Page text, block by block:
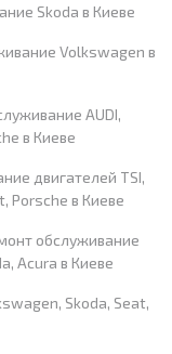
Skoda в Киеве
Volkswagen в
AUDI,
в Киеве
двигателей TSI,
Porsche в Киеве
обслуживание
Acura в Киеве
Skoda, Seat,